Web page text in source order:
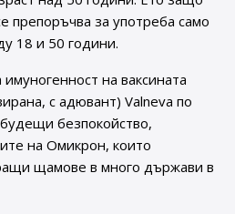
препоръчва за употреба само
18 и 50 години.
на ваксината
с адювант) Valneva по
безпокойство,
на Омикрон, които
щамове в много държави в